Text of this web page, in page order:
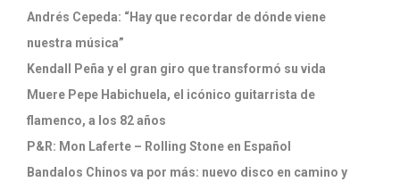
Andrés Cepeda: “Hay que recordar de dónde viene
nuestra música”
Kendall Peña y el gran giro que transformó su vida
Muere Pepe Habichuela, el icónico guitarrista de
flamenco, a los 82 años
P&R: Mon Laferte – Rolling Stone en Español
Bandalos Chinos va por más: nuevo disco en camino y